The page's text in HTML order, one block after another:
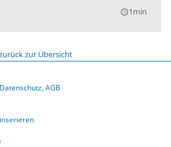
query_builder1min
zur Übersicht
Datenschutz AGB